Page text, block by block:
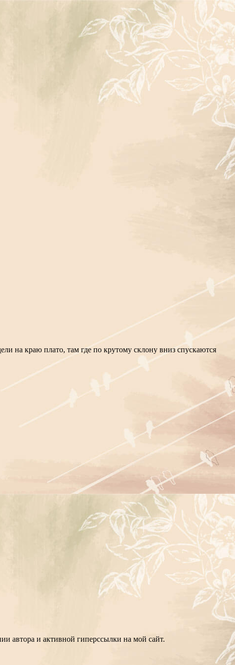
на краю плато, там где по крутому склону вниз спускаются
автора и активной гиперссылки на мой сайт.